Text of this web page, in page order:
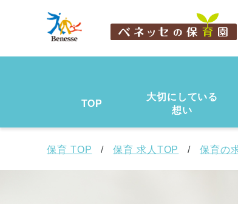
TOP
大切にしている
想い
保育 TOP 保育 求人TOP 保育の